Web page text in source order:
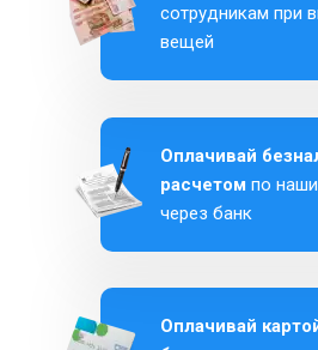
Оплачивай
Оплачивай
расчетом по
через банк
сотрудникам при
вещей